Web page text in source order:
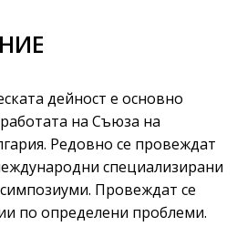
дейност е основно
на Съюза на
Редовно се провеждат
специализирани
Провеждат се
по определени проблеми.